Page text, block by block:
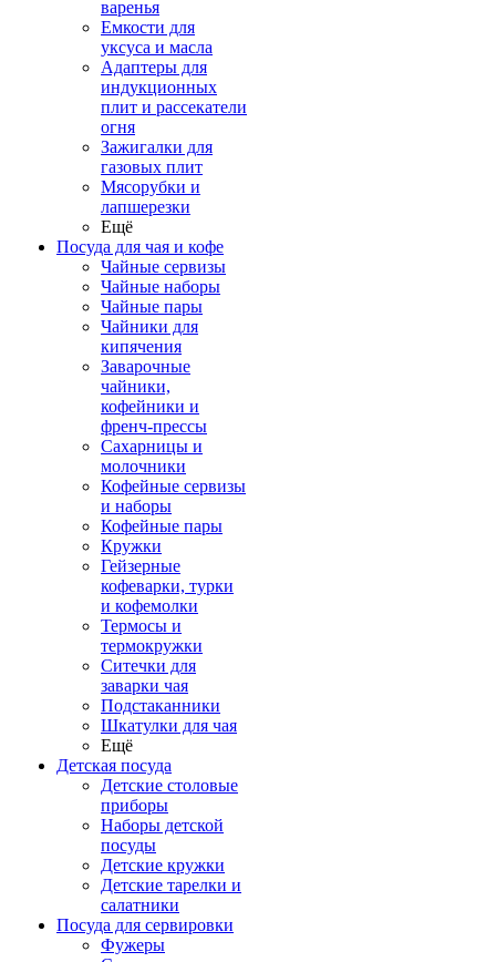
варенья
Емкости для
уксуса и масла
Адаптеры для
индукционных
плит и рассекатели
огня
Зажигалки для
газовых плит
Мясорубки и
лапшерезки
Ещё
Посуда для чая и кофе
Чайные сервизы
Чайные наборы
Чайные пары
Чайники для
кипячения
Заварочные
чайники,
кофейники и
френч-прессы
Сахарницы и
молочники
Кофейные сервизы
и наборы
Кофейные пары
Кружки
Гейзерные
кофеварки, турки
и кофемолки
Термосы и
термокружки
Ситечки для
заварки чая
Подстаканники
Шкатулки для чая
Ещё
Детская посуда
Детские столовые
приборы
Наборы детской
посуды
Детские кружки
Детские тарелки и
салатники
Посуда для сервировки
Фужеры